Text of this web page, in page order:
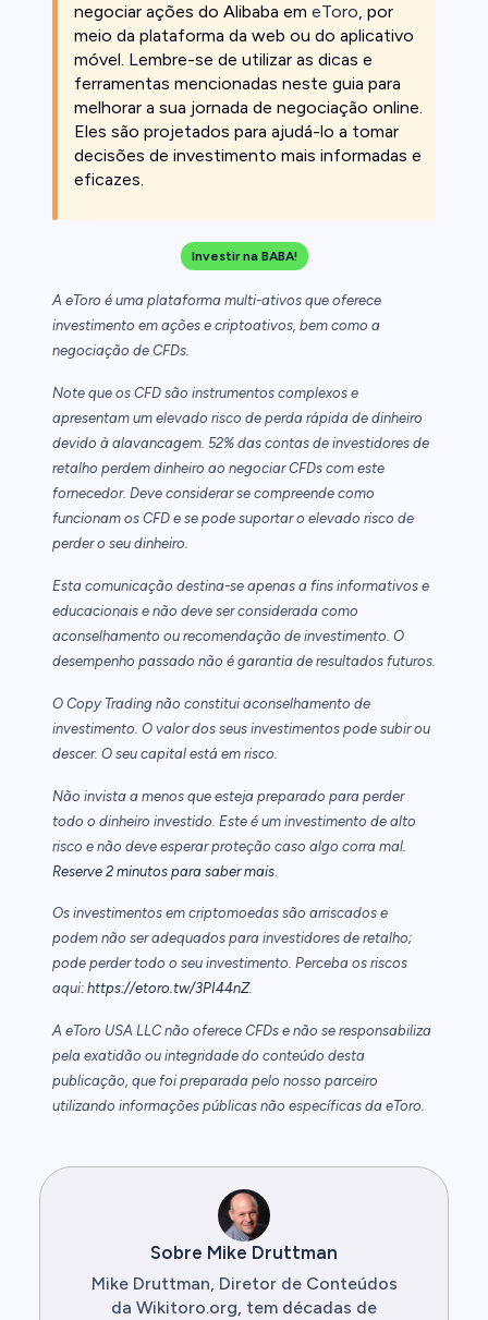
negociar ações do Alibaba em eToro, por
meio da plataforma da web ou do aplicativo
móvel. Lembre-se de utilizar as dicas e
ferramentas mencionadas neste guia para
melhorar a sua jornada de negociação online.
Eles são projetados para ajudá-lo a tomar
decisões de investimento mais informadas e
eficazes.
Investir na BABA!
A eToro é uma plataforma multi-ativos que oferece
investimento em ações e criptoativos, bem como a
negociação de CFDs.
Note que os CFD são instrumentos complexos e
apresentam um elevado risco de perda rápida de dinheiro
devido à alavancagem. 52% das contas de investidores de
retalho perdem dinheiro ao negociar CFDs com este
fornecedor. Deve considerar se compreende como
funcionam os CFD e se pode suportar o elevado risco de
perder o seu dinheiro.
Esta comunicação destina-se apenas a fins informativos e
educacionais e não deve ser considerada como
aconselhamento ou recomendação de investimento. O
desempenho passado não é garantia de resultados futuros.
O Copy Trading não constitui aconselhamento de
investimento. O valor dos seus investimentos pode subir ou
descer. O seu capital está em risco.
Não invista a menos que esteja preparado para perder
todo o dinheiro investido. Este é um investimento de alto
risco e não deve esperar proteção caso algo corra mal.
Reserve 2 minutos para saber mais.
Os investimentos em criptomoedas são arriscados e
podem não ser adequados para investidores de retalho;
pode perder todo o seu investimento. Perceba os riscos
aqui: https://etoro.tw/3PI44nZ.
A eToro USA LLC não oferece CFDs e não se responsabiliza
pela exatidão ou integridade do conteúdo desta
publicação, que foi preparada pelo nosso parceiro
utilizando informações públicas não específicas da eToro.
Sobre Mike Druttman
Mike Druttman, Diretor de Conteúdos
da Wikitoro.org, tem décadas de